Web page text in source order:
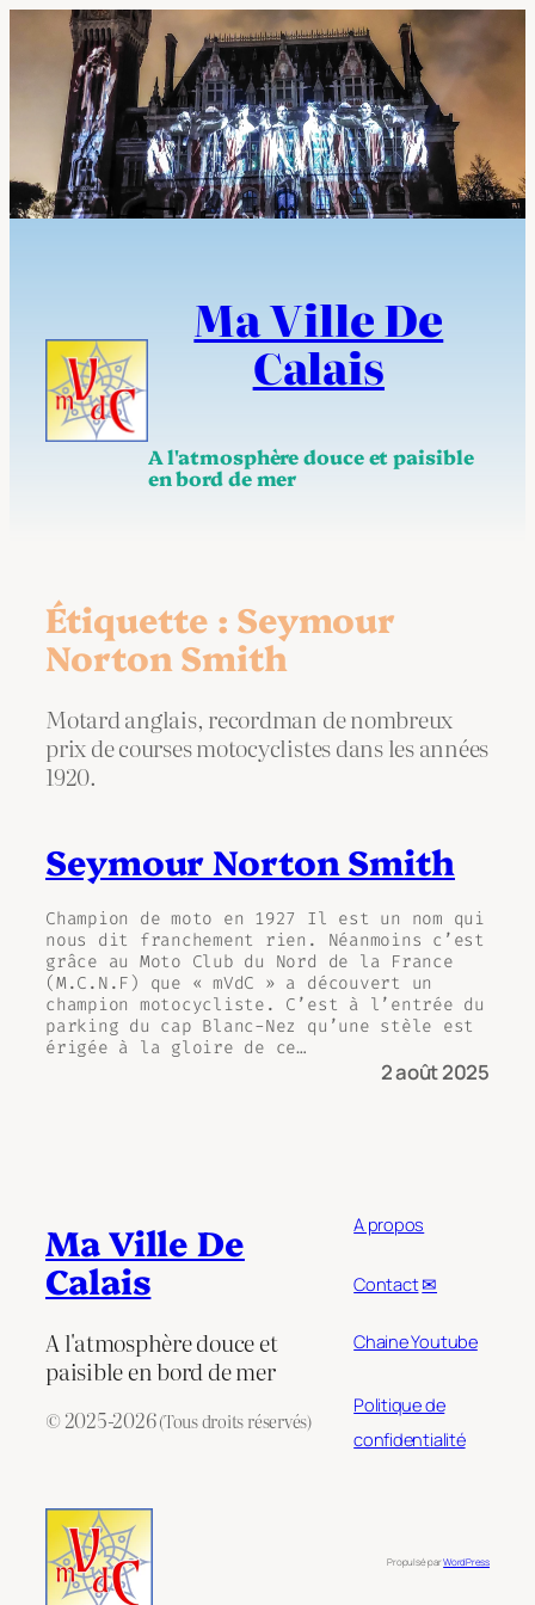
contenu
Ma Ville De
Calais
A l'atmosphère douce et paisible
en bord de mer
Étiquette : Seymour
Norton Smith
Motard anglais, recordman de nombreux
prix de courses motocyclistes dans les années
1920.
Seymour Norton Smith
Champion de moto en 1927 Il est un nom qui
nous dit franchement rien. Néanmoins c’est
grâce au Moto Club du Nord de la France
(M.C.N.F) que « mVdC » a découvert un
champion motocycliste. C’est à l’entrée du
parking du cap Blanc-Nez qu’une stèle est
érigée à la gloire de ce…
2 août 2025
Ma Ville De
Calais
A l'atmosphère douce et
paisible en bord de mer
© 2025-2026(Tous droits réservés)
A propos
Contact✉
Chaine Youtube
Politique de
confidentialité
Propulsé parWordPress